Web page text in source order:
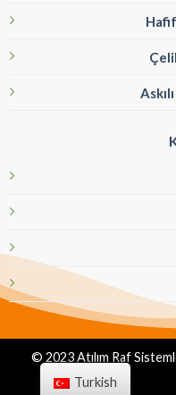
© 2023 Atılım Raf
Turkish